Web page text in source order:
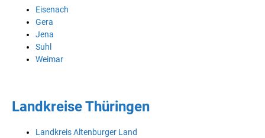
Eisenach
Gera
Jena
Suhl
Weimar
Landkreise Thüringen
Landkreis Altenburger Land